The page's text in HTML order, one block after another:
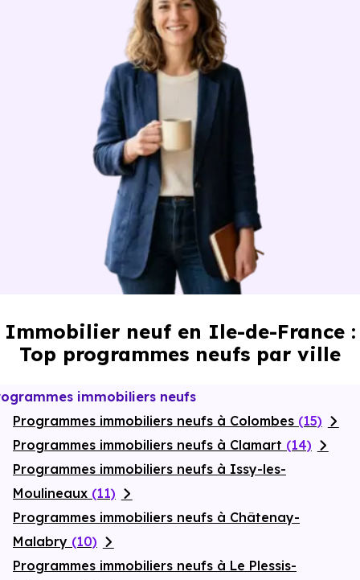
Immobilier neuf en Ile-de-France :
Top programmes neufs par ville
immobiliers neufs
Programmes immobiliers neufs à Colombes (15)
Programmes immobiliers neufs à Clamart (14)
Programmes immobiliers neufs à Issy-les-
Moulineaux (11)
Programmes immobiliers neufs à Châtenay-
Malabry (10)
Programmes immobiliers neufs à Le Plessis-